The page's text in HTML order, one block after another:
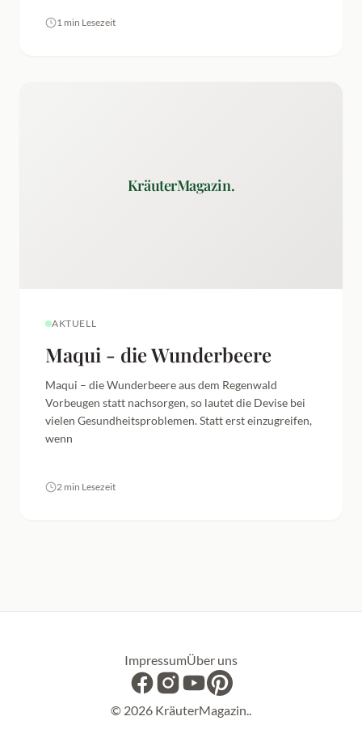
1 min Lesezeit
KräuterMagazin.
AKTUELL
Maqui - die Wunderbeere
Maqui – die Wunderbeere aus dem Regenwald
Vorbeugen statt nachsorgen, so lautet die Devise bei
vielen Gesundheitsproblemen. Statt erst einzugreifen,
wenn
2 min Lesezeit
ImpressumÜber uns
© 2026 KräuterMagazin..
FacebookInstagram
YouTubePinterest